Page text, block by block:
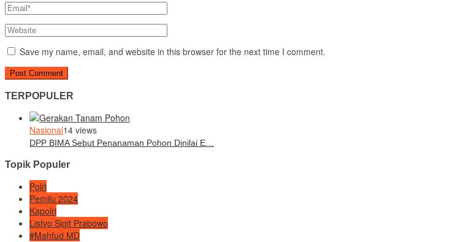
Save my name, email, and website in this browser for the next time I comment.
TERPOPULER
Nasional14 views
DPP BIMA Sebut Penanaman Pohon Dinilai E…
Topik Populer
Polri
Pemilu 2024
Kapolri
Listyo Sigit Prabowo
#Mahfud MD